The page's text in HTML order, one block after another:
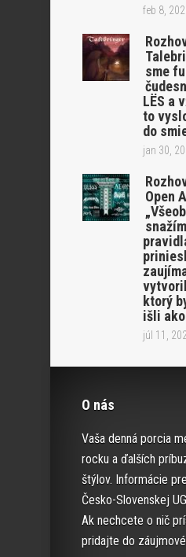
feb 8,
sme
LËS a
to
do
jan 30,
Open
ktorý
išli
júl 11,
O nás
Vaša denná porcia
rocku a ďalších
štýlov. Informácie
Česko-Slovenskej
Ak nechcete o nič
pridajte do